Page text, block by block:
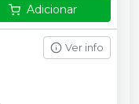
Adicionar
Ver info